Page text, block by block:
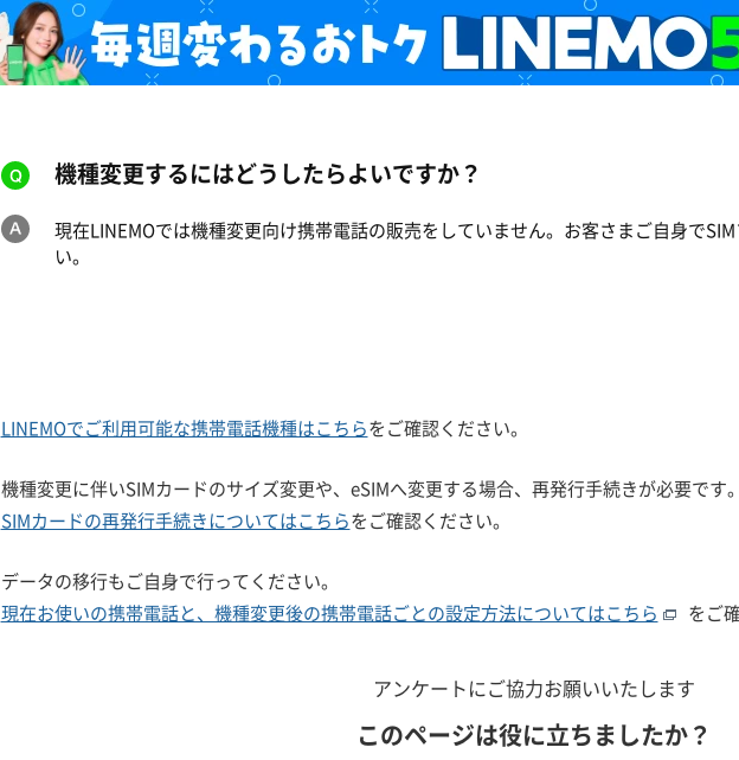
機種変更するにはどうしたらよいですか？
現在LINEMOでは機種変更向け携帯電話の販売をしていません。お客さまご自身で
い。
LINEMOでご利用可能な携帯電話機種はこちらをご確認ください。
機種変更に伴いSIMカードのサイズ変更や、eSIMへ変更する場合、再発行手続きが必要です。
SIMカードの再発行手続きについてはこちらをご確認ください。
データの移行もご自身で行ってください。
現在お使いの携帯電話と、機種変更後の携帯電話ごとの設定方法についてはこちら
をご
アンケートにご協力お願いいたします
このページは役に立ちましたか？